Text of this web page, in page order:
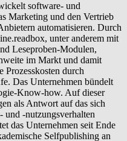
software- und
Marketing und den Vertrieb
automatisieren. Durch
unter anderem mit
Leseproben-Modulen,
im Markt und damit
Prozesskosten durch
Das Unternehmen bündelt
Know-how. Auf dieser
als Antwort auf das sich
und -nutzungsverhalten
das Unternehmen seit Ende
Selfpublishing an